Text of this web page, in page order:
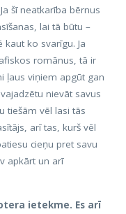
šī neatkarība bērnus
lai tā būtu –
ko svarīgu. Ja
romānus, tā ir
ļaus viņiem apgūt gan
nievāt savus
tiešām vēl lasi tās
arī tas, kurš vēl
cieņu pret savu
apkārt un arī
ietekme. Es arī